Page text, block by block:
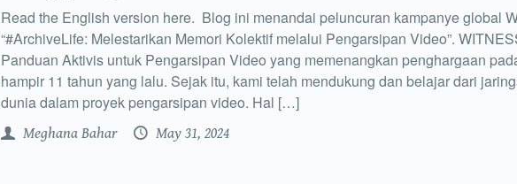
Read the English version here. Blog ini menandai peluncuran kampanye global
“#ArchiveLife: Melestarikan Memori Kolektif melalui Pengarsipan Video”.
Panduan Aktivis untuk Pengarsipan Video yang memenangkan penghargaan
hampir 11 tahun yang lalu. Sejak itu, kami telah mendukung dan belajar dari
dunia dalam proyek pengarsipan video. Hal […]
Meghana Bahar May 31, 2024